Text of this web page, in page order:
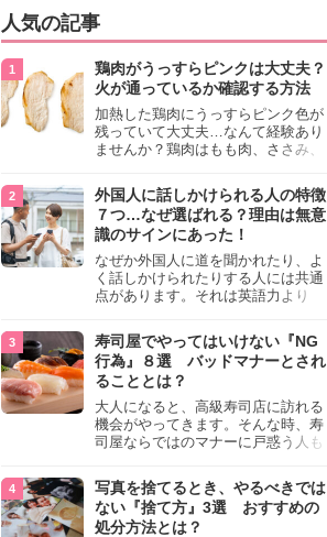
人気の記事
鶏肉がうっすらピンクは大丈夫？
火が通っているか確認する方法
加熱した鶏肉にうっすらピンク色が
残っていて大丈夫…なんて経験あり
ませんか？鶏肉はもも肉、ささみ、
わいが異なり、いろいろと楽しめる
料理ですが、鶏肉は加熱した後でも
うっすらピンク色の部分が大丈夫な
のと気になるときがあります。この
記事では生焼けか火が通っているの
かを確認する方法や、鶏肉を調理す
るときの注意点を紹介しますので、
参考にしてみてくださいね。
外国人に話しかけられる人の特徴
７つ…なぜ選ばれる？理由は無意
識のサインにあった！
なぜか外国人に道を聞かれたり、よ
く話しかけられたりする人には共通
点があります。それは英語力より
けても大丈夫」というサインが関係
しています。よく選ばれる人の特徴
や、英語が苦手でも焦らない対処
法、自分を守るための注意点を詳し
く解説します。
寿司屋でやってはいけない『NG
行為』８選 バッドマナーとされ
ることとは？
大人になると、高級寿司店に訪れる
機会がやってきます。そんな時、寿
司屋ならではのマナーに戸惑う人も
らためて寿司屋でやってはいけない
『NG行為』をチェックしましょう。
写真を捨てるとき、やるべきでは
ない『捨て方』3選 おすすめの
処分方法とは？